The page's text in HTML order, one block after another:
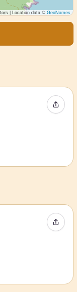
| Location data ©GeoNames
イベン
イベン